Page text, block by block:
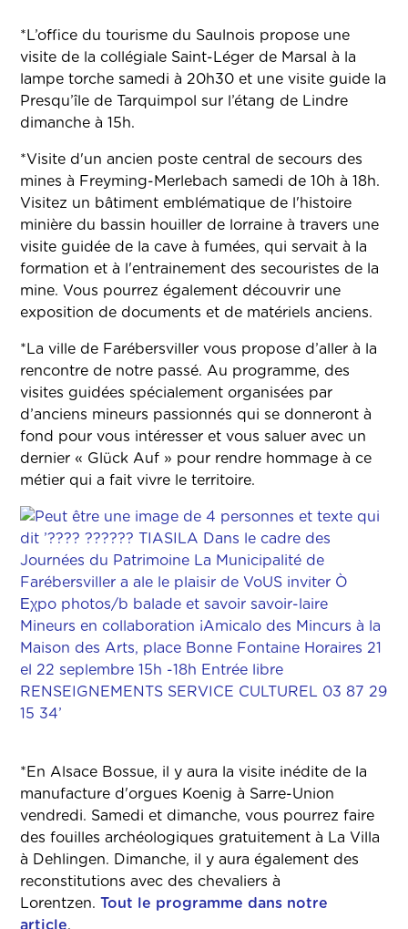
*L’office du tourisme du Saulnois propose une
visite de la collégiale Saint-Léger de Marsal à la
lampe torche samedi à 20h30 et une visite guide la
Presqu’île de Tarquimpol sur l’étang de Lindre
dimanche à 15h.
*Visite d'un ancien poste central de secours des
mines à Freyming-Merlebach samedi de 10h à 18h.
Visitez un bâtiment emblématique de l'histoire
minière du bassin houiller de lorraine à travers une
visite guidée de la cave à fumées, qui servait à la
formation et à l'entrainement des secouristes de la
mine. Vous pourrez également découvrir une
exposition de documents et de matériels anciens.
*La ville de Farébersviller vous propose d’aller à la
rencontre de notre passé. Au programme, des
visites guidées spécialement organisées par
d’anciens mineurs passionnés qui se donneront à
fond pour vous intéresser et vous saluer avec un
dernier « Glück Auf » pour rendre hommage à ce
métier qui a fait vivre le territoire.
*En Alsace Bossue, il y aura la visite inédite de la
manufacture d'orgues Koenig à Sarre-Union
vendredi. Samedi et dimanche, vous pourrez faire
des fouilles archéologiques gratuitement à La Villa
à Dehlingen. Dimanche, il y aura également des
reconstitutions avec des chevaliers à
Lorentzen.Tout le programme dans notre
article.